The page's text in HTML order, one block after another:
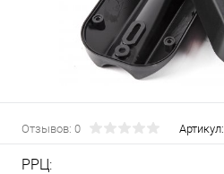
Отзывов: 0 Артикул:
РРЦ: